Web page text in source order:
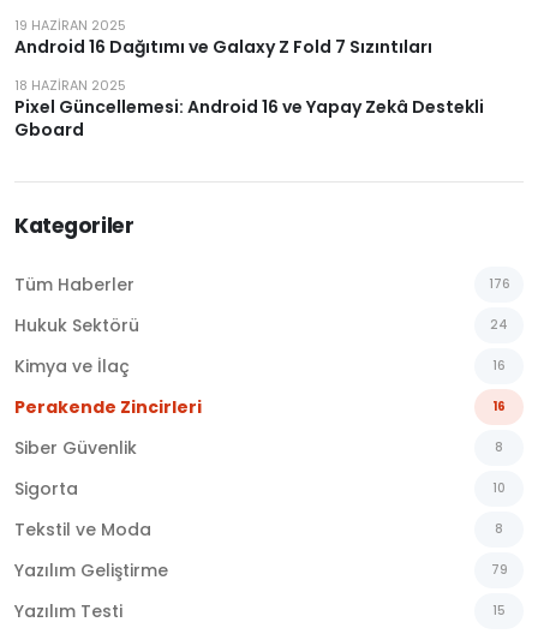
Android 16 Dağıtımı ve Galaxy Z Fold 7 Sızıntıları
19 HAZIRAN 2025
Pixel Güncellemesi: Android 16 ve Yapay Zekâ Destekli
Gboard
18 HAZIRAN 2025
Kategoriler
Tüm Haberler 176
Hukuk Sektörü 24
Kimya ve İlaç 16
Perakende Zincirleri 16
Siber Güvenlik 8
Sigorta 10
Tekstil ve Moda 8
Yazılım Geliştirme 79
Yazılım Testi 15